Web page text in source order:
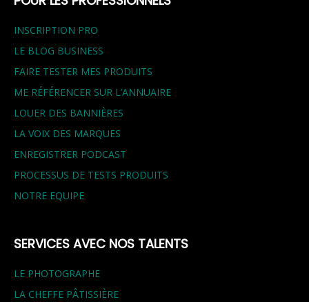
INSCRIPTION PRO
LE BLOG BUSINESS
FAIRE TESTER MES PRODUITS
ME RÉFÉRENCER SUR L’ANNUAIRE
LOUER DES BANNIÈRES
LA VOIX DES MARQUES
ENREGISTRER PODCAST
PROCESSUS DE TESTS PRODUITS
NOTRE EQUIPE
SERVICES AVEC NOS TALENTS
LE PHOTOGRAPHE
LA CHEFFE PÂTISSIÈRE